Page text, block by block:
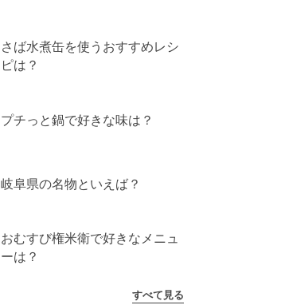
さば水煮缶を使うおすすめレシ
ピは？
プチっと鍋で好きな味は？
岐阜県の名物といえば？
おむすび権米衛で好きなメニュ
ーは？
すべて見る